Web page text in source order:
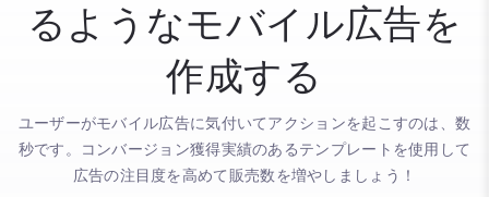
るようなモバイル広告を
作成する
ユーザーがモバイル広告に気付いてアクションを起こすのは、数
秒です。コンバージョン獲得実績のあるテンプレートを使用して
広告の注目度を高めて販売数を増やしましょう！